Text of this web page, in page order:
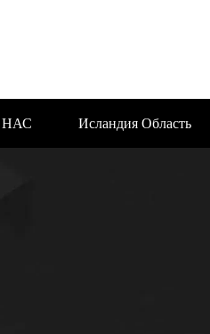
НАС Исландия Область